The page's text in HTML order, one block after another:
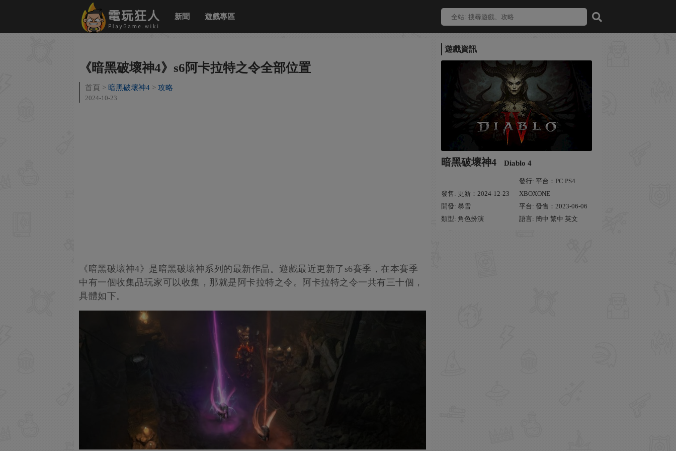
新聞 遊戲專區
遊戲資訊
暗黑破壞神4 Diablo 4
發售: 更新：2024-12-23
發行: 平台：PC PS4
XBOXONE
開發: 暴雪
平台: 發售：2023-06-06
類型: 角色扮演
語言: 簡中 繁中 英文
《暗黑破壞神4》s6阿卡拉特之令全部位置
首頁 暗黑破壞神4 攻略
2024-10-23
《暗黑破壞神4》是暗黑破壞神系列的最新作品。遊戲最近更新了s6賽季，在本賽季
中有一個收集品玩家可以收集，那就是阿卡拉特之令。阿卡拉特之令一共有三十個，
具體如下。